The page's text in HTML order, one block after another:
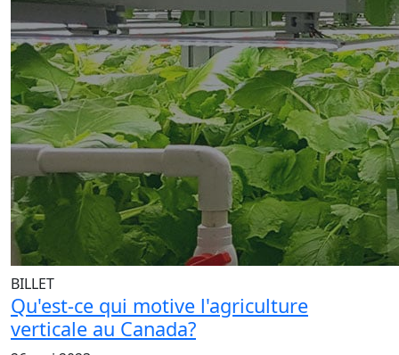
BILLET
Qu'est-ce qui motive l'agriculture
verticale au Canada?